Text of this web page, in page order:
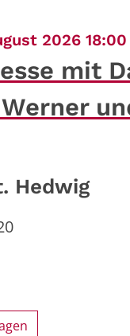
2026 18:00
mit
Hedwig